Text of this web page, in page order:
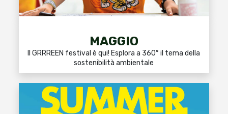
MAGGIO
Il GRRREEN festival è qui! Esplora a 360° il tema della
sostenibilità ambientale